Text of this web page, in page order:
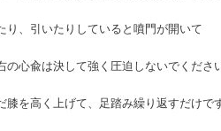
り、引いたりしていると噴門が開いて
の心兪は決して強く圧迫しないでくださ
膝を高く上げて、足踏み繰り返すだけで